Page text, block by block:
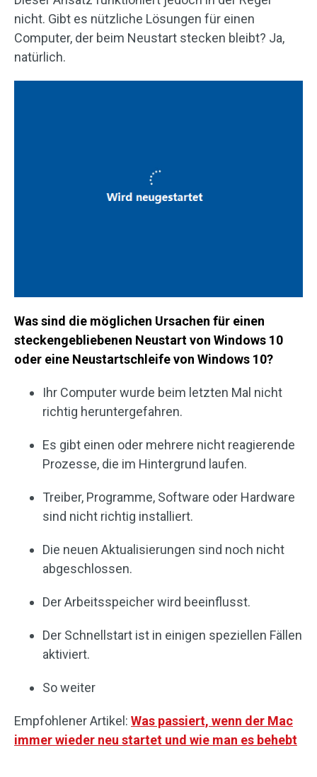
nicht. Gibt es nützliche Lösungen für einen
Computer, der beim Neustart stecken bleibt? Ja,
natürlich.
Was sind die möglichen Ursachen für einen
steckengebliebenen Neustart von Windows 10
oder eine Neustartschleife von Windows 10?
Ihr Computer wurde beim letzten Mal nicht
richtig heruntergefahren.
Es gibt einen oder mehrere nicht reagierende
Prozesse, die im Hintergrund laufen.
Treiber, Programme, Software oder Hardware
sind nicht richtig installiert.
Die neuen Aktualisierungen sind noch nicht
abgeschlossen.
Der Arbeitsspeicher wird beeinflusst.
Der Schnellstart ist in einigen speziellen Fällen
aktiviert.
So weiter
Empfohlener Artikel: Was passiert, wenn der Mac
immer wieder neu startet und wie man es behebt